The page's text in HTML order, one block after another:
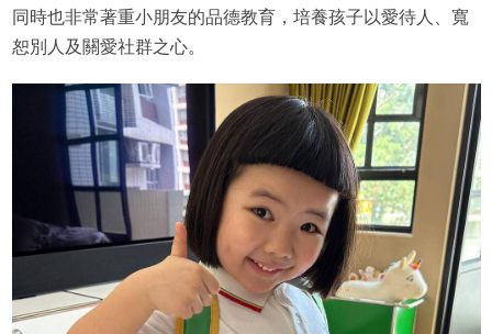
同時也非常著重小朋友的品德教育，培養孩子以愛待人、寬
恕別人及關愛社群之心。